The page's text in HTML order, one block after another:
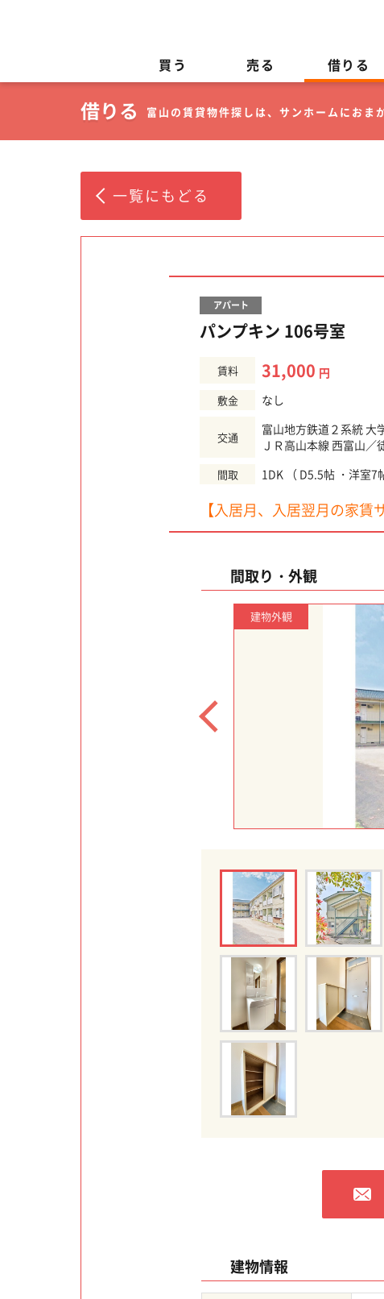
買う 売る 借りる
富山の賃貸物件探しは、サンホームにおま
一覧にもどる
アパート
パンプキン 106号室
賃料 31,000 円
敷金 なし
交通
富山地方鉄道２系統 大
ＪＲ高山本線 西富山／
間取 1DK （ D5.5帖 ・洋室7
【入居月、入居翌月の家
間取り・外観
建物外観
建物情報